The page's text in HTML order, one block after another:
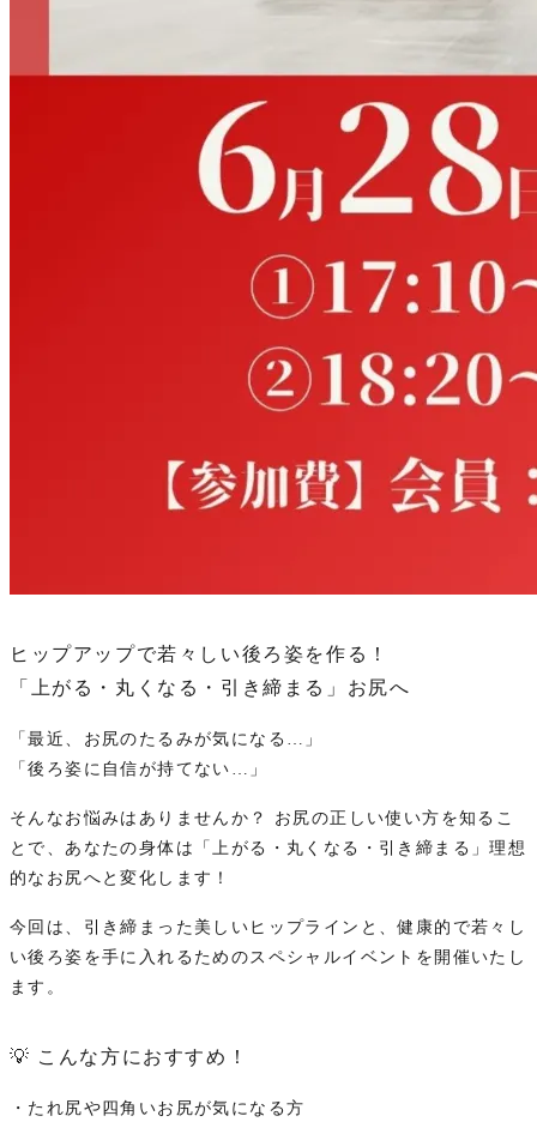
ヒップアップで若々しい後ろ姿を作る！
「上がる・丸くなる・引き締まる」お尻へ
「最近、お尻のたるみが気になる…」
「後ろ姿に自信が持てない…」
そんなお悩みはありませんか？ お尻の正しい使い方を知るこ
とで、あなたの身体は「上がる・丸くなる・引き締まる」理想
的なお尻へと変化します！
今回は、引き締まった美しいヒップラインと、健康的で若々し
い後ろ姿を手に入れるためのスペシャルイベントを開催いたし
ます。
💡 こんな方におすすめ！
・たれ尻や四角いお尻が気になる方